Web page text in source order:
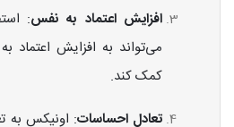
افزایش اعتماد به نفس:
می‌تواند به افزایش اعتماد
کمک کند.
تعادل احساسات: اونیکس به